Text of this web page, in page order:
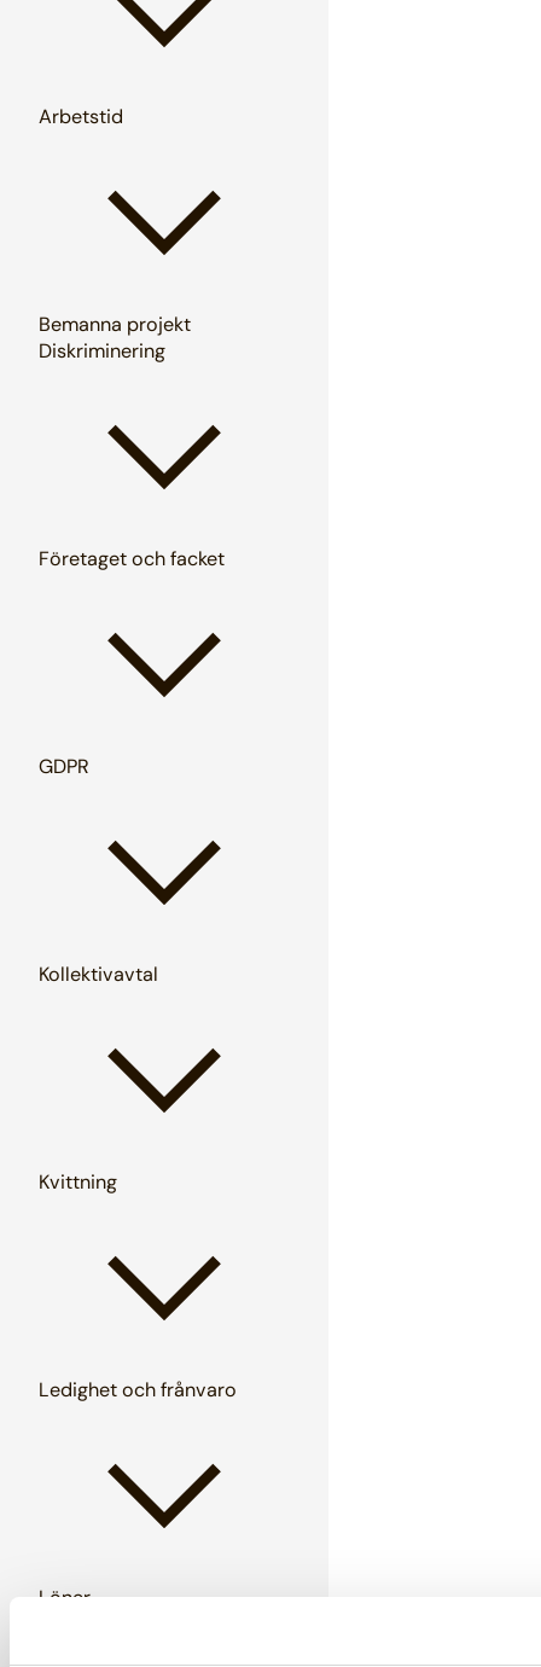
Arbetstid
Bemanna projekt
Diskriminering
Företaget och facket
GDPR
Kollektivavtal
Kvittning
Ledighet och frånvaro
Löner